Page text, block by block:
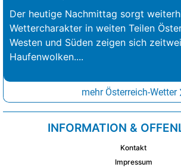
Der heutige Nachmittag sorgt
Wettercharakter in weiten Teilen
Westen und Süden zeigen sich
Haufenwolken....
mehr Österreich-Wetter
INFORMATION &
Kontakt
Impressum